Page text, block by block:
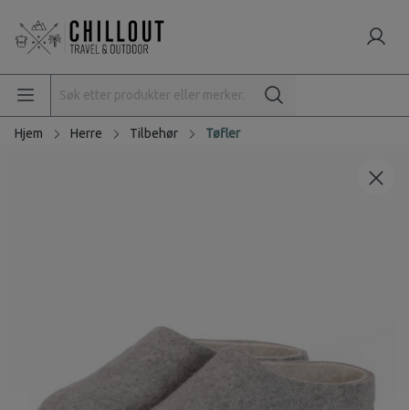
Hjem Herre Tilbehør Tøfler